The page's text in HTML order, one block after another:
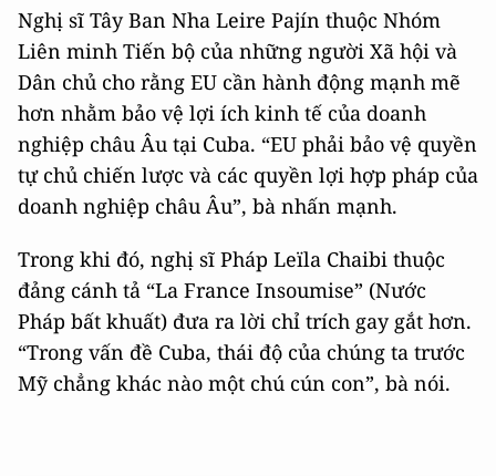
Nghị sĩ Tây Ban Nha Leire Pajín thuộc Nhóm
Liên minh Tiến bộ của những người Xã hội và
Dân chủ cho rằng EU cần hành động mạnh mẽ
hơn nhằm bảo vệ lợi ích kinh tế của doanh
nghiệp châu Âu tại Cuba. “EU phải bảo vệ quyền
tự chủ chiến lược và các quyền lợi hợp pháp của
doanh nghiệp châu Âu”, bà nhấn mạnh.
Trong khi đó, nghị sĩ Pháp Leïla Chaibi thuộc
đảng cánh tả “La France Insoumise” (Nước
Pháp bất khuất) đưa ra lời chỉ trích gay gắt hơn.
“Trong vấn đề Cuba, thái độ của chúng ta trước
Mỹ chẳng khác nào một chú cún con”, bà nói.